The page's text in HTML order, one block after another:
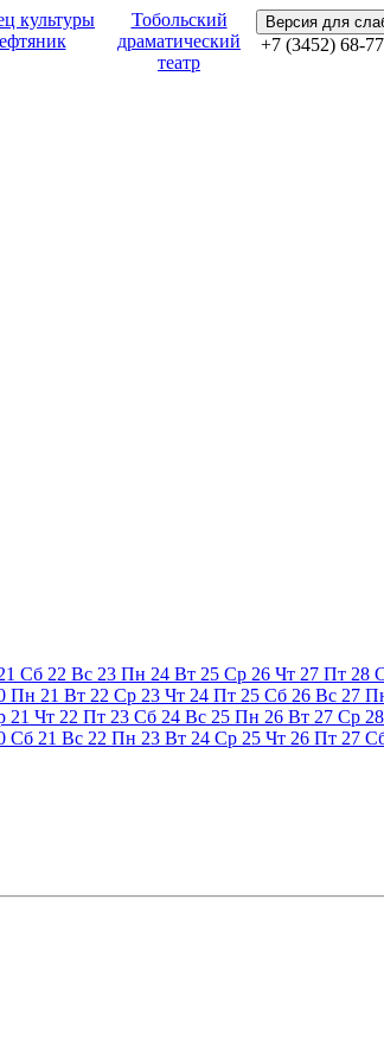
культуры
Тобольский
драматический
театр
Версия для
+7 (3452) 68-
Сб 22 Вс 23 Пн 24 Вт 25 Ср 26 Чт 27 Пт 28
Пн 21 Вт 22 Ср 23 Чт 24 Пт 25 Сб 26 Вс 27
21 Чт 22 Пт 23 Сб 24 Вс 25 Пн 26 Вт 27 Ср 28
Сб 21 Вс 22 Пн 23 Вт 24 Ср 25 Чт 26 Пт 27